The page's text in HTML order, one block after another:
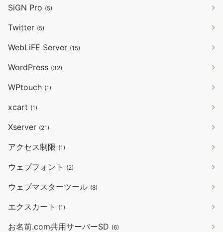
SiGN Pro (5)
Twitter (5)
WebLiFE Server (15)
WordPress (32)
WPtouch (1)
xcart (1)
Xserver (21)
アクセス制限 (1)
ウェブフォント (2)
ウェブマスターツール (8)
エクスカート (1)
お名前.com共用サーバーSD (6)